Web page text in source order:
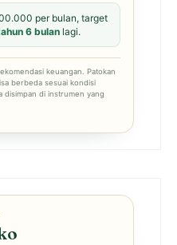
per bulan, target
6 bulan lagi.
keuangan. Patokan
berbeda sesuai kondisi
disimpan di instrumen yang